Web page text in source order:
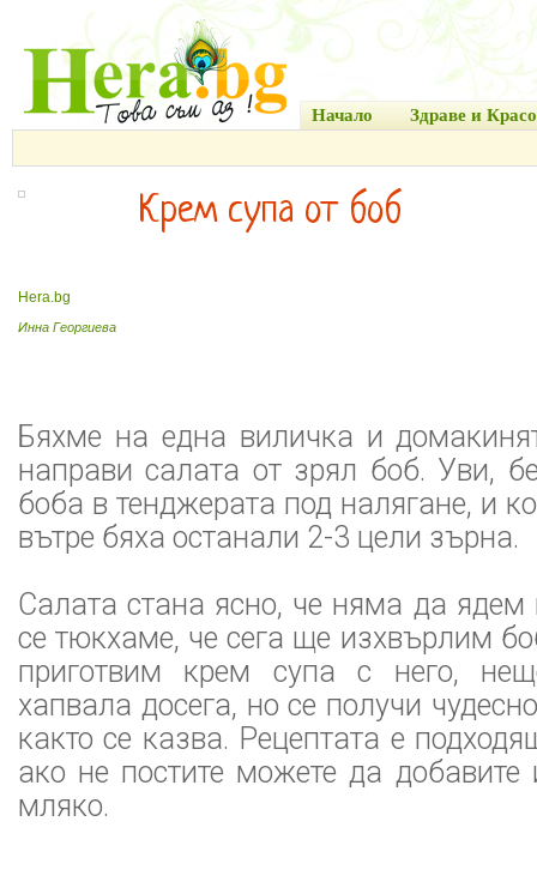
Начало Здраве и
Крем супа от боб
Hera.bg
Инна Георгиева
Бяхме на една виличка и
направи салата от зрял боб. Уви,
боба в тенджерата под налягане, и
вътре бяха останали 2-3 цели зърна.
Салата стана ясно, че няма да
се тюкхаме, че сега ще изхвърлим
приготвим крем супа с него,
хапвала досега, но се получи
както се казва. Рецептата е
ако не постите можете да
мляко.